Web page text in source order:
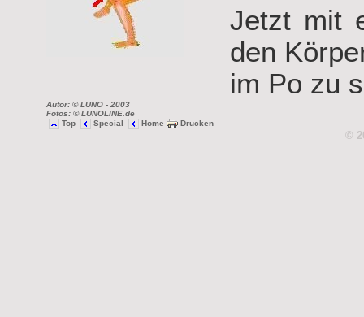
Jetzt mit
den
im Po zu
Autor: © LUNO- 2003
Fotos: © LUNOLINE.de
Top
Special Home Drucken
©